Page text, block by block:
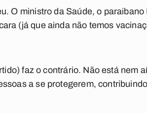
O ministro da Saúde, o
(já que ainda não temos
faz o contrário. Não está nem
a se protegerem,